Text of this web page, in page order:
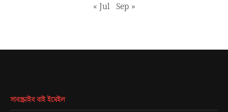
« Jul Sep »
সাবস্ক্রাইব বাই ইমেইল